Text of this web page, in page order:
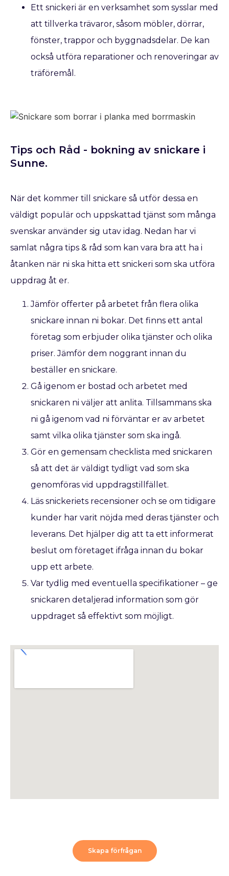
Ett snickeri är en verksamhet som sysslar med
att tillverka trävaror, såsom möbler, dörrar,
fönster, trappor och byggnadsdelar. De kan
också utföra reparationer och renoveringar av
träföremål.
Tips och Råd - bokning av snickare​ i
Sunne.
När det kommer till snickare så utför dessa en
väldigt populär och uppskattad tjänst som många
svenskar använder sig utav idag. Nedan har vi
samlat några tips & råd som kan vara bra att ha i
åtanken när ni ska hitta ett snickeri som ska utföra
uppdrag åt er.
Jämför offerter på arbetet från flera olika
snickare innan ni bokar. Det finns ett antal
företag som erbjuder olika tjänster och olika
priser. Jämför dem noggrant innan du
beställer en snickare.
Gå igenom er bostad och arbetet med
snickaren ni väljer att anlita. Tillsammans ska
ni gå igenom vad ni förväntar er av arbetet
samt vilka olika tjänster som ska ingå.
Gör en gemensam checklista med snickaren
så att det är väldigt tydligt vad som ska
genomföras vid uppdragstillfället.
Läs snickeriets recensioner och se om tidigare
kunder har varit nöjda med deras tjänster och
leverans. Det hjälper dig att ta ett informerat
beslut om företaget ifråga innan du bokar
upp ett arbete.
Var tydlig med eventuella specifikationer – ge
snickaren detaljerad information som gör
uppdraget så effektivt som möjligt.
Skapa förfrågan